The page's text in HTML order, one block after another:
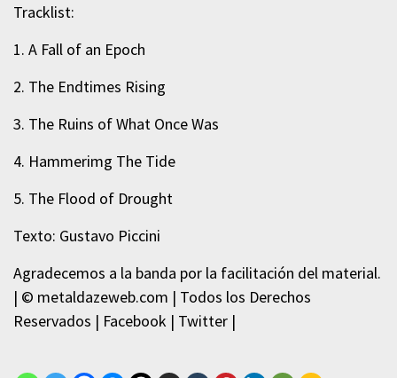
Tracklist:
1. A Fall of an Epoch
2. The Endtimes Rising
3. The Ruins of What Once Was
4. Hammerimg The Tide
5. The Flood of Drought
Texto: Gustavo Piccini
Agradecemos a la banda por la facilitación del material.
| © metaldazeweb.com | Todos los Derechos
Reservados | Facebook | Twitter |